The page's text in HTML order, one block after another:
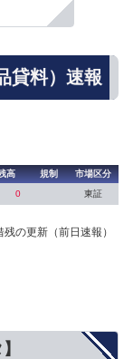
貸料）速報
高 規制
市場区分
0 東証
の更新（前日速報）